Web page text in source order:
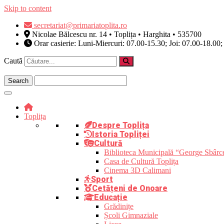
Skip to content
secretariat@primariatoplita.ro
Nicolae Bălcescu nr. 14 • Toplița • Harghita • 535700
Orar casierie: Luni-Miercuri: 07.00-15.30; Joi: 07.00-
Caută
Toplița
Despre Toplița
Istoria Topliței
Cultură
Biblioteca Municipală “George
Casa de Cultură Toplița
Cinema 3D Calimani
Sport
Cetățeni de Onoare
Educație
Grădinițe
Școli Gimnaziale